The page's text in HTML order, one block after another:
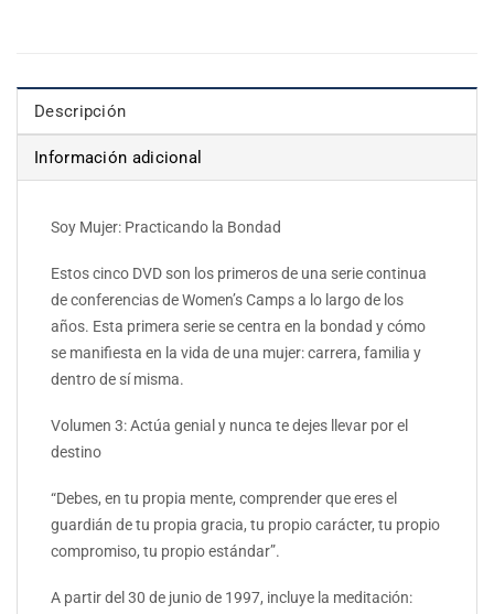
Descripción
Información adicional
Soy Mujer: Practicando la Bondad
Estos cinco DVD son los primeros de una serie continua
de conferencias de Women’s Camps a lo largo de los
años. Esta primera serie se centra en la bondad y cómo
se manifiesta en la vida de una mujer: carrera, familia y
dentro de sí misma.
Volumen 3: Actúa genial y nunca te dejes llevar por el
destino
“Debes, en tu propia mente, comprender que eres el
guardián de tu propia gracia, tu propio carácter, tu propio
compromiso, tu propio estándar”.
A partir del 30 de junio de 1997, incluye la meditación: